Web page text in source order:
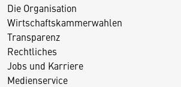
Die Organisation
Wirtschaftskammerwahlen
Transparenz
Rechtliches
Jobs und Karriere
Medienservice